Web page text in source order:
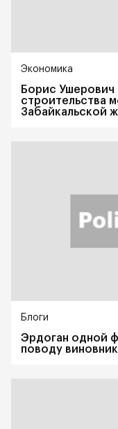
Экономика
Борис Ушерович
строительства
Забайкальской
Блоги
Эрдоган одной
поводу